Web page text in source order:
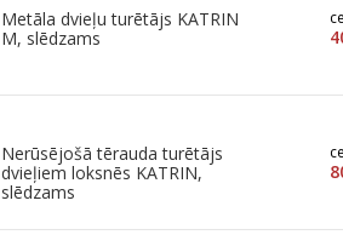
Metāla dvieļu turētājs KATRIN
M, slēdzams
Nerūsējošā tērauda turētājs
dvieļiem loksnēs KATRIN,
slēdzams